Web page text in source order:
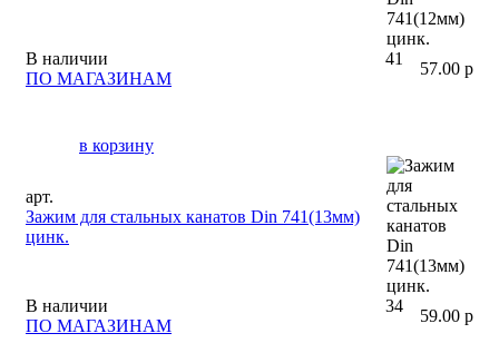
В наличии
41
ПО МАГАЗИНАМ
57.00 р
в корзину
арт.
Зажим для стальных канатов Din 741(13мм)
цинк.
В наличии
34
ПО МАГАЗИНАМ
59.00 р